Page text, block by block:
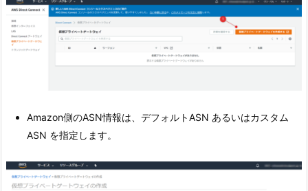
Amazon側のASN情報は、デフォルトASN あるいはカスタム
ASN を指定します。